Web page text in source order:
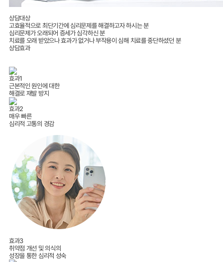
상담대상
고효율적으로 최단기간에 심리문제를 해결하고자 하시는 분
심리문제가 오래되어 증세가 심각하신 분
치료를 오래 받았으나 효과가 없거나 부작용이 심해 치료를 중단하셨던 분
상담효과
효과1
근본적인 원인에 대한
해결로 재발 방지
효과2
매우 빠른
심리적 고통의 경감
효과3
취약점 개선 및 의식의
성장을 통한 심리적 성숙